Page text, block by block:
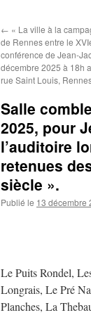
← « La ville à la
de Rennes entre le
conférence de Jean-
décembre 2025 à 18h
rue Saint Louis,
Salle
2025, pour
l’auditoire
retenues
siècle ».
Publié le 13 décembre
Le Puits Rondel,
Longrais, Le Pré
Planches, La